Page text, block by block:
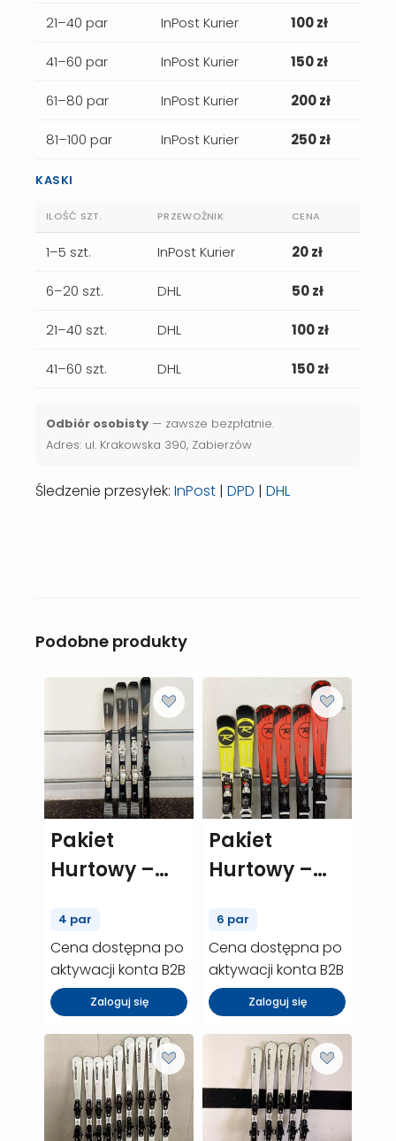
21–40 par InPost Kurier 100 zł
41–60 par InPost Kurier 150 zł
61–80 par InPost Kurier 200 zł
81–100 par InPost Kurier 250 zł
KASKI
ILOŚĆ SZT. PRZEWOŹNIK CENA
1–5 szt. InPost Kurier 20 zł
6–20 szt. DHL 50 zł
21–40 szt. DHL 100 zł
41–60 szt. DHL 150 zł
Odbiór osobisty — zawsze bezpłatnie.
Adres: ul. Krakowska 390, Zabierzów
Śledzenie przesyłek: InPost | DPD | DHL
Podobne produkty
Pakiet
Hurtowy –
szt. (P00142)
4 par
Cena dostępna po
aktywacji konta B2B
Zaloguj się
Pakiet
Hurtowy –
Pursuit P400
– 6 szt.
(P00457)
6 par
Cena dostępna po
aktywacji konta B2B
Zaloguj się